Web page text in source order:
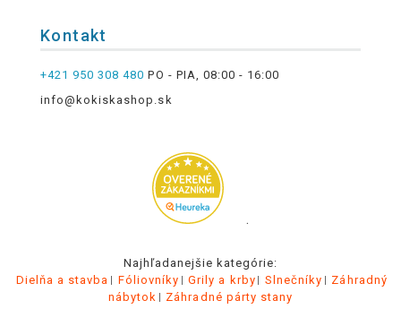
Kontakt
+421 950 308 480 PO - PIA, 08:00 - 16:00
info@kokiskashop.sk
.
Najhľadanejšie kategórie:
Dielňa a stavba
Fóliovníky Grily a krby Slnečníky
Záhradný
nábytok
Záhradné párty stany